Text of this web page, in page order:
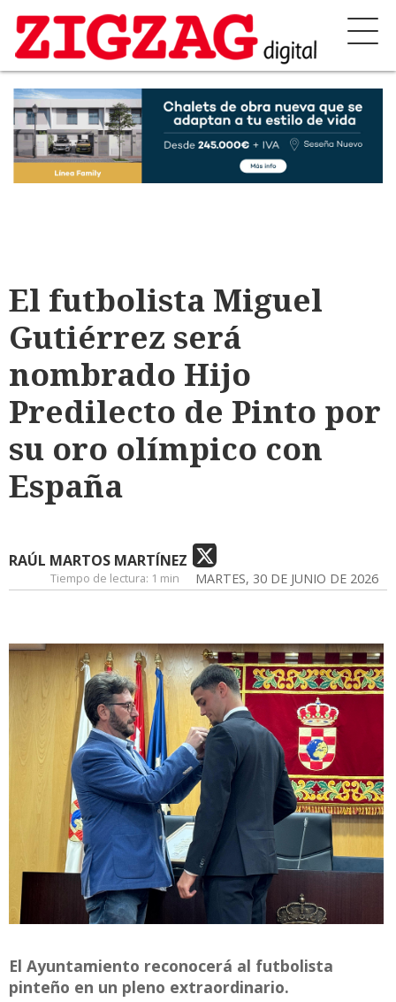
El futbolista Miguel
Gutiérrez será
nombrado Hijo
Predilecto de Pinto por
su oro olímpico con
España
RAÚL MARTOS MARTÍNEZ
MARTES, 30 DE JUNIO DE 2026
Tiempo de lectura: 1 min
El Ayuntamiento reconocerá al futbolista
pinteño en un pleno extraordinario.